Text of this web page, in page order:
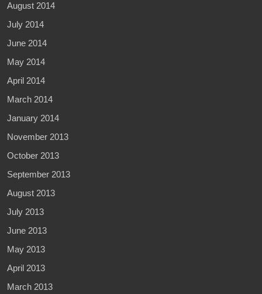
August 2014
July 2014
June 2014
May 2014
April 2014
March 2014
January 2014
November 2013
October 2013
September 2013
August 2013
July 2013
June 2013
May 2013
April 2013
March 2013